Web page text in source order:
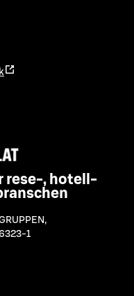
rese-, hotell-
,
1